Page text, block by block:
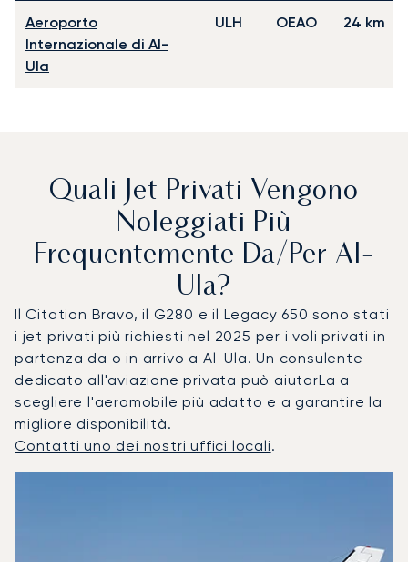
Aeroporto
Internazionale di Al-
Ula
ULH OEAO 24 km
Quali Jet Privati Vengono
Noleggiati Più
Frequentemente Da/per Al-
Ula?
Il Citation Bravo, il G280 e il Legacy 650 sono stati
i jet privati più richiesti nel 2025 per i voli privati in
partenza da o in arrivo a Al-Ula. Un consulente
dedicato all'aviazione privata può aiutarLa a
scegliere l'aeromobile più adatto e a garantire la
migliore disponibilità.
Contatti uno dei nostri uffici locali.